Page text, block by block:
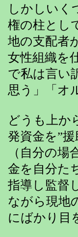
しかしいく
権の柱とし
地の支配者
女性組織を
で私は言い
思う」「オ
どうも上か
発資金を”
（自分の
金を自分た
指導し監督
ながら現地
にばかり目